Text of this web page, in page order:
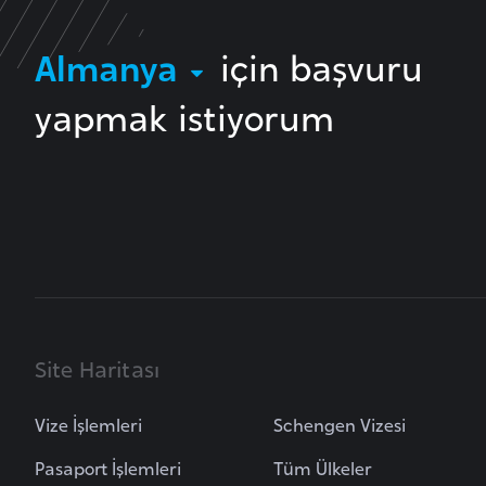
Almanya
için başvuru
yapmak istiyorum
Site Haritası
Vize İşlemleri
Pasaport İşlemleri
Schengen Vizesi
Tüm Ülkeler
B
e
a
i
a